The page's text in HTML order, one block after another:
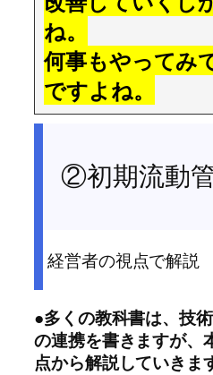
ね。
何事もやってみ
ですよね。
②初期流動
経営者の視点で解説
●多くの教科書は、技
の連携を書きますが、
点から解説していきま